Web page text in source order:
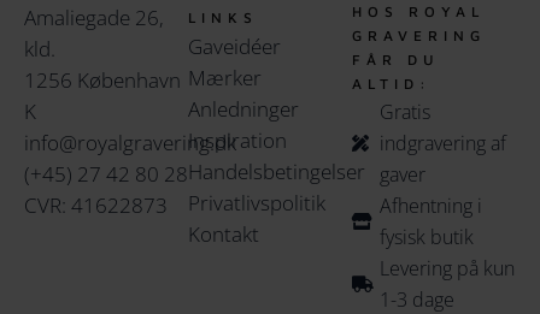
Amaliegade 26,
kld.
1256 København
K
info@royalgravering.dk
(+45) 27 42 80 28
CVR: 41622873
LINKS
Gaveidéer
Mærker
Anledninger
Inspiration
Handelsbetingelser
Privatlivspolitik
Kontakt
HOS ROYAL
GRAVERING
FÅR DU
ALTID:
Gratis
indgravering af
gaver
Afhentning i
fysisk butik
Levering på kun
1-3 dage